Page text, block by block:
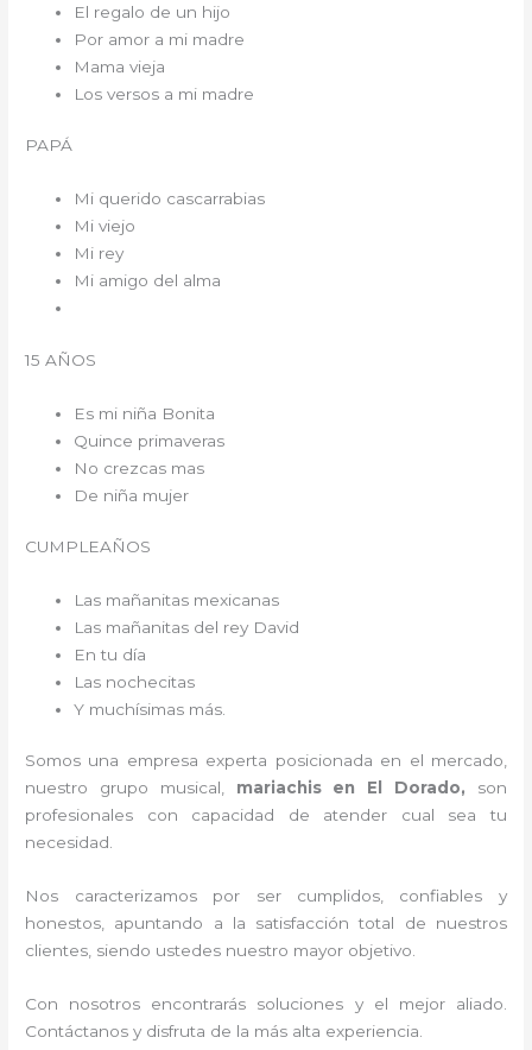
El regalo de un hijo
Por amor a mi madre
Mama vieja
Los versos a mi madre
PAPÁ
Mi querido cascarrabias
Mi viejo
Mi rey
Mi amigo del alma
15 AÑOS
Es mi niña Bonita
Quince primaveras
No crezcas mas
De niña mujer
CUMPLEAÑOS
Las mañanitas mexicanas
Las mañanitas del rey David
En tu día
Las nochecitas
Y muchísimas más.
Somos una empresa experta posicionada en el mercado,
nuestro grupo musical, mariachis en El Dorado, son
profesionales con capacidad de atender cual sea tu
necesidad.
Nos caracterizamos por ser cumplidos, confiables y
honestos, apuntando a la satisfacción total de nuestros
clientes, siendo ustedes nuestro mayor objetivo.
Con nosotros encontrarás soluciones y el mejor aliado.
Contáctanos y disfruta de la más alta experiencia.